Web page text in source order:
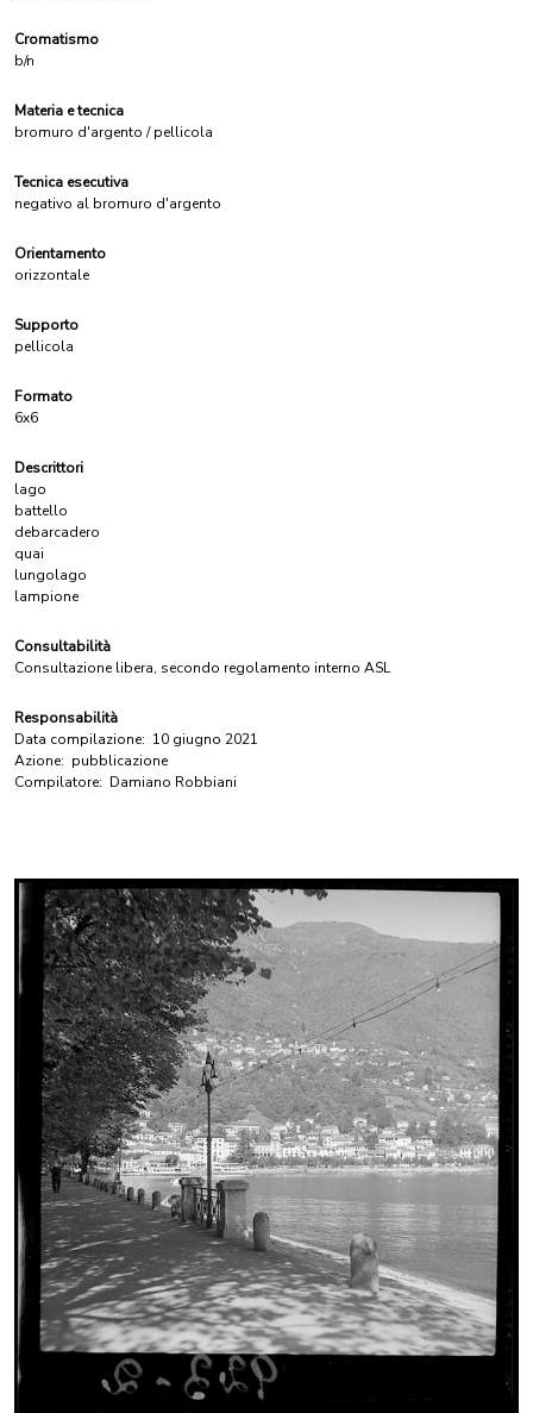
Cromatismo
b/n
Materia e tecnica
bromuro d'argento / pellicola
Tecnica esecutiva
negativo al bromuro d'argento
Orientamento
orizzontale
Supporto
pellicola
Formato
6x6
Descrittori
lago
battello
debarcadero
quai
lungolago
lampione
Consultabilità
Consultazione libera, secondo regolamento interno ASL
Responsabilità
Data compilazione: 10 giugno 2021
Azione: pubblicazione
Compilatore: Damiano Robbiani